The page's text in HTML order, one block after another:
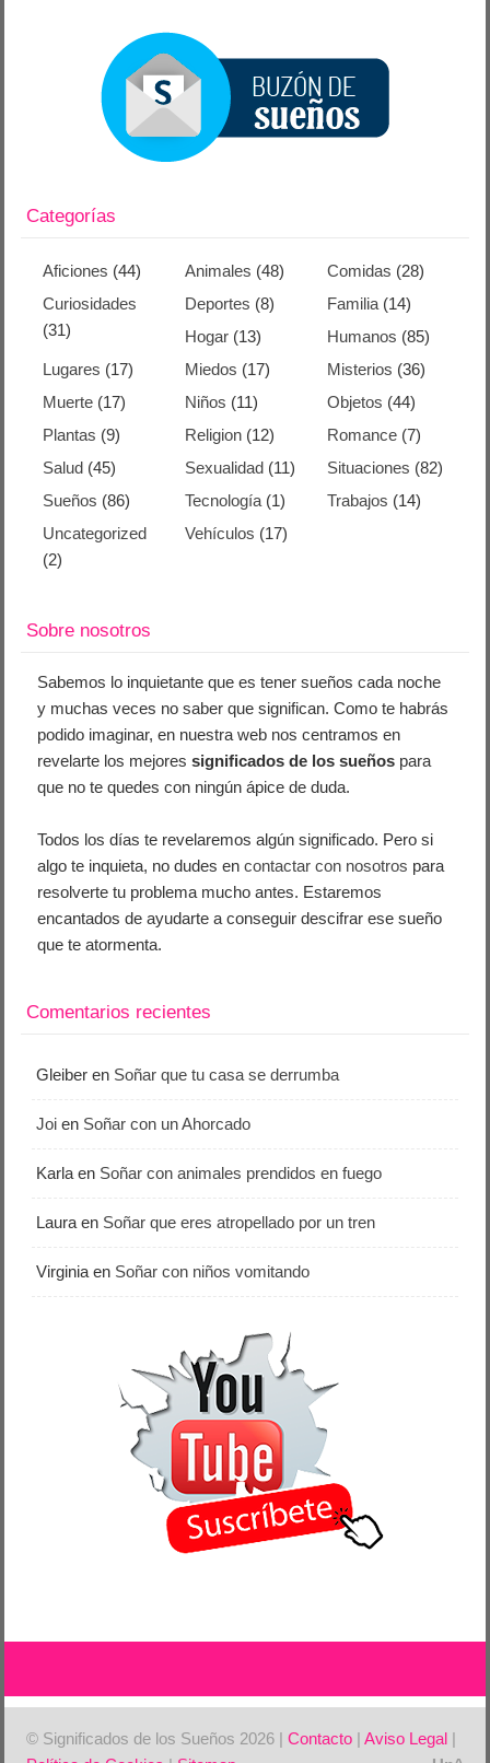
Categorías
Aficiones (44) Animales (48) Comidas (28)
Curiosidades
(31)
Deportes (8) Familia(14)
Hogar (13) Humanos (85)
Lugares (17) Miedos (17) Misterios (36)
Muerte (17) Niños (11) Objetos (44)
Plantas (9) Religion (12) Romance(7)
Salud (45) Sexualidad (11) Situaciones (82)
Sueños (86) Tecnología (1) Trabajos (14)
Uncategorized
(2)
Vehículos (17)
Sobre nosotros
Sabemos lo inquietante que es tener sueños cada noche
y muchas veces no saber que significan. Como te habrás
podido imaginar, en nuestra web nos centramos en
revelarte los mejoressignificados de los sueños para
que no te quedes con ningún ápice de duda.
Todos los días te revelaremos algún significado. Pero si
algo te inquieta, no dudes encontactar con nosotros para
resolverte tu problema mucho antes. Estaremos
encantados de ayudarte a conseguir descifrar ese sueño
que te atormenta.
Comentarios recientes
Gleiber en Soñar que tu casa se derrumba
Joi en Soñar con un Ahorcado
Karla en Soñar con animales prendidos en fuego
Laura en Soñar que eres atropellado por un tren
Virginia en Soñar con niños vomitando
© Significados de los Sueños 2026 |Contacto |Aviso Legal |